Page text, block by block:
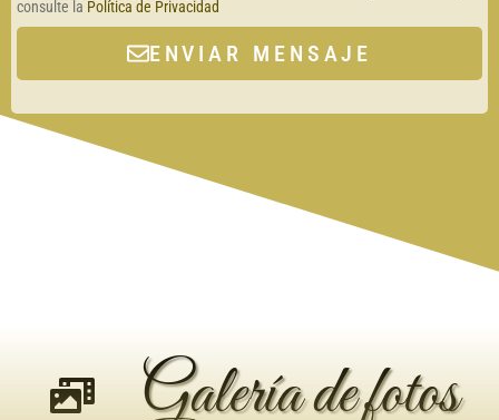
consulte la Política de Privacidad
ENVIAR MENSAJE
Galería de fotos